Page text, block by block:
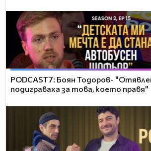
PODCAST7: ‪Боян Тодоров-
подиграваха за това, което правя"